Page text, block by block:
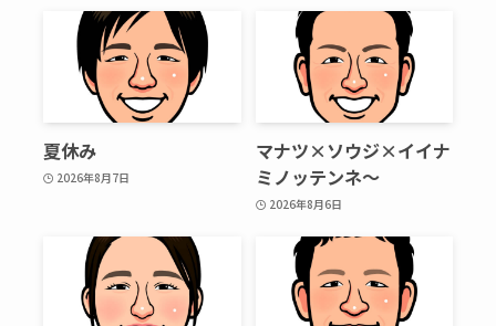
夏休み
2026年8月7日
マナツ×ソウジ×イイナ
ミノッテンネ～
2026年8月6日